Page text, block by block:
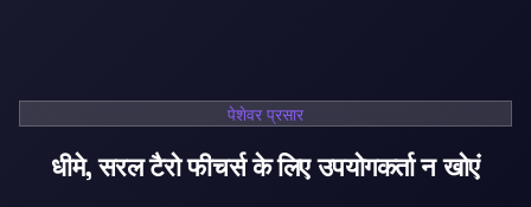
पेशेवर प्रसार
धीमे, सरल टैरो फीचर्स के लिए उपयोगकर्ता न खोएं